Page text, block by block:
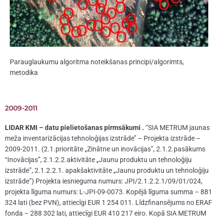
Parauglaukumu algoritma noteikšanas principi/algorimts,
metodika
2009-2011
LIDAR KMI – datu pielietošanas pirmsākumi . ‘’SIA METRUM jaunas
meža inventarizācijas tehnoloģijas izstrāde’’ – Projekta izstrāde –
2009-2011. (2.1.prioritāte „Zinātne un inovācijas”, 2.1.2.pasākums
“Inovācijas”, 2.1.2.2.aktivitāte „Jaunu produktu un tehnoloģiju
izstrāde”, 2.1.2.2.1. apakšaktivitāte „Jaunu produktu un tehnoloģiju
izstrāde”) Projekta iesnieguma numurs: JPI/2.1.2.2.1/09/01/024,
projekta līguma numurs: L-JPI-09-0073. Kopējā līguma summa – 881
324 lati (bez PVN), attiecīgi EUR 1 254 011. Līdzfinansējums no ERAF
fonda – 288 302 lati, attiecīgi EUR 410 217 eiro. Kopā SIA METRUM